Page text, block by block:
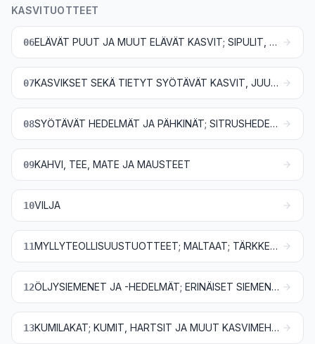
KASVITUOTTEET
06 ELÄVÄT PUUT JA MUUT ELÄVÄT KASVIT; SIPULIT, JUURET JA NIIDEN KALTAISET TUOTTEET; LEIKKOKUKAT JA LEIKKOVIHREÄ
07 KASVIKSET SEKÄ TIETYT SYÖTÄVÄT KASVIT, JUURET JA MUKULAT
08 SYÖTÄVÄT HEDELMÄT JA PÄHKINÄT; SITRUSHEDELMIEN JA MELONIN KUORET
09KAHVI, TEE, MATE JA MAUSTEET
10VILJA
11 MYLLYTEOLLISUUSTUOTTEET; MALTAAT; TÄRKKELYS; INULIINI; VEHNÄGLUTEENI
12 ÖLJYSIEMENET JA -HEDELMÄT; ERINÄISET SIEMENET JA HEDELMÄT; TEOLLISUUS- JA LÄÄKEKASVIT; OLJET JA KASVIREHU
13 KUMILAKAT; KUMIT, HARTSIT JA MUUT KASVIMEHUT JA -UUTTEET